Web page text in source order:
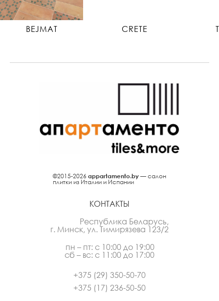
BEJMAT CRETE
©2015-2026 appartamento.by — салон
плитки из Италии и Испании
КОНТАКТЫ
Республика Беларусь,
г. Минск, ул. Тимирязева 123/2
пн – пт: с 10:00 до 19:00
сб – вс: с 11:00 до 17:00
+375 (29) 350-50-70
+375 (17) 236-50-50